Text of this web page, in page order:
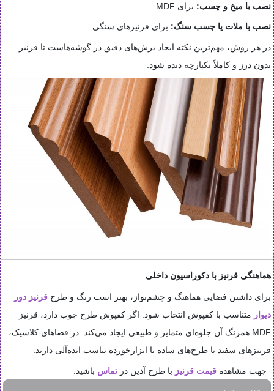
نصب با میخ و چسب: برای MDF
نصب با ملات یا چسب سنگ: برای قرنیزهای سنگی
در هر روش، مهم‌ترین نکته ایجاد برش‌های دقیق در گوشه‌هاست تا قرنیز
بدون درز و کاملاً یکپارچه دیده شود.
هماهنگی قرنیز با دکوراسیون داخلی
برای داشتن فضایی هماهنگ و چشم‌نواز، بهتر است رنگ و طرح قرنیز دور
دیوار متناسب با کفپوش انتخاب شود. اگر کفپوش طرح چوب دارد، قرنیز
MDF همرنگ آن جلوه‌ای متمایز و طبیعی ایجاد می‌کند. در فضاهای کلاسیک،
قرنیزهای سفید با طرح‌های ساده یا ابزارخورده تناسب ایده‌آلی دارند.
جهت مشاهده قیمت قرنیز با طرح آذین در تماس باشید.